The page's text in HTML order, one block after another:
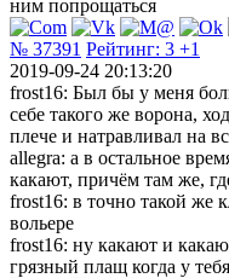
ним попрощаться
№ 37391 Рейтинг: 3 +1
2019-09-24 20:13:20
frost16: Был бы у меня
себе такого же ворона,
плече и натравливал на
allegra: а в остальное
какают, причём там же,
frost16: в точно такой же
вольере
frost16: ну какают и
грязный плащ когда у